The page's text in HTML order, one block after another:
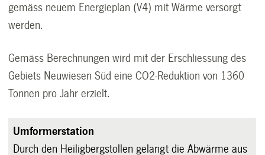
gemäss neuem Energieplan (V4) mit Wärme versorgt
werden.
Gemäss Berechnungen wird mit der Erschliessung des
Gebiets Neuwiesen Süd eine CO2-Reduktion von 1360
Tonnen pro Jahr erzielt.
Umformerstation
Durch den Heiligbergstollen gelangt die Abwärme aus